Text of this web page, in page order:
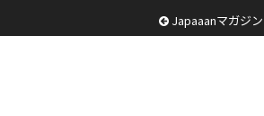
Japaaanマガジン